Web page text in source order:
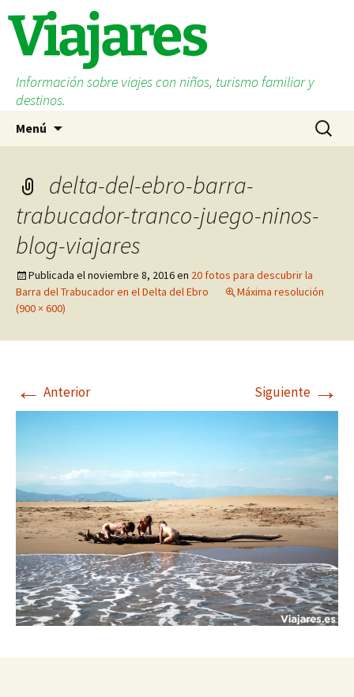
contenido
Viajares
Información sobre viajes con niños, turismo familiar y
destinos.
Menú Buscar:
delta-del-ebro-barra-
trabucador-tranco-juego-ninos-
blog-viajares
Publicada elnoviembre 8, 2016en 20 fotos para descubrir la
Barra del Trabucador en el Delta del Ebro
Máxima resolución
(900 × 600)
← Anterior Siguiente →